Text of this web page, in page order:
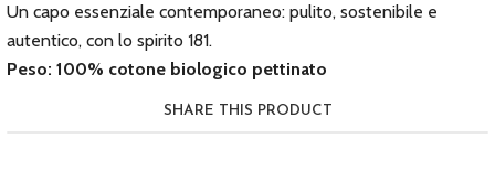
Un capo essenziale contemporaneo: pulito, sostenibile e
autentico, con lo spirito 181.
Peso: 100% cotone biologico pettinato
SHARE THIS PRODUCT